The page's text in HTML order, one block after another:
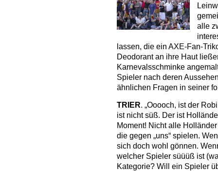
alle
lassen, die ein AXE-Fan-
Deodorant an ihre Haut
Karnevalsschminke
Spieler nach deren
ähnlichen Fragen in seiner
TRIER. „Ooooch, ist der
ist nicht süß. Der ist
Moment! Nicht alle
die gegen „uns“ spielen.
sich doch wohl gönnen.
welcher Spieler süüüß ist
Kategorie? Will ein Spieler